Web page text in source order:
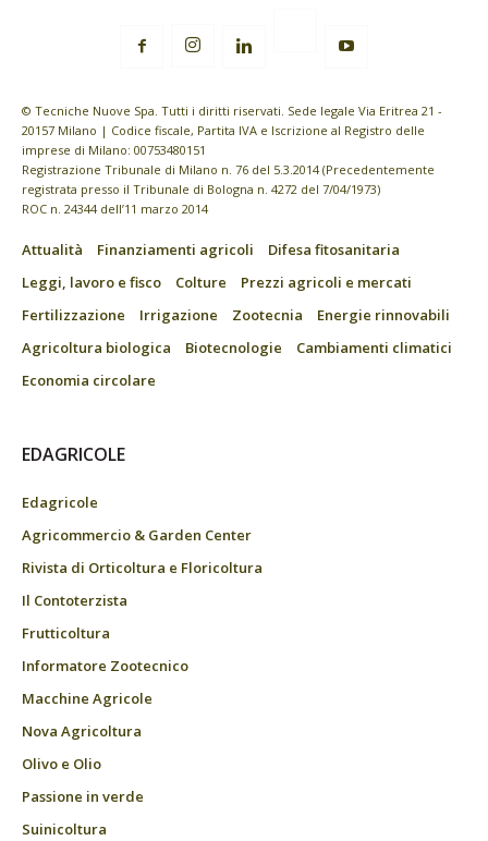
© Tecniche Nuove Spa. Tutti i diritti riservati. Sede legale Via Eritrea 21 -
20157 Milano | Codice fiscale, Partita IVA e Iscrizione al Registro delle
imprese di Milano: 00753480151
Registrazione Tribunale di Milano n. 76 del 5.3.2014 (Precedentemente
registrata presso il Tribunale di Bologna n. 4272 del 7/04/1973)
ROC n. 24344 dell’11 marzo 2014
Attualità Finanziamenti agricoli
Difesa fitosanitaria
Leggi, lavoro e fisco
Colture
Prezzi agricoli e mercati
Fertilizzazione
Irrigazione Zootecnia
Energie rinnovabili
Agricoltura biologica
Biotecnologie
Cambiamenti climatici
Economia circolare
EDAGRICOLE
Edagricole
Agricommercio & Garden Center
Rivista di Orticoltura e Floricoltura
Il Contoterzista
Frutticoltura
Informatore Zootecnico
Macchine Agricole
Nova Agricoltura
Olivo e Olio
Passione in verde
Suinicoltura